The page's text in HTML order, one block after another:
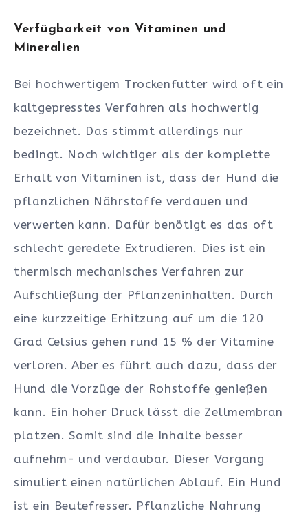
Verfügbarkeit von Vitaminen und
Mineralien
Bei hochwertigem Trockenfutter wird oft ein
kaltgepresstes Verfahren als hochwertig
bezeichnet. Das stimmt allerdings nur
bedingt. Noch wichtiger als der komplette
Erhalt von Vitaminen ist, dass der Hund die
pflanzlichen Nährstoffe verdauen und
verwerten kann. Dafür benötigt es das oft
schlecht geredete Extrudieren. Dies ist ein
thermisch mechanisches Verfahren zur
Aufschließung der Pflanzeninhalten. Durch
eine kurzzeitige Erhitzung auf um die 120
Grad Celsius gehen rund 15 % der Vitamine
verloren. Aber es führt auch dazu, dass der
Hund die Vorzüge der Rohstoffe genießen
kann. Ein hoher Druck lässt die Zellmembran
platzen. Somit sind die Inhalte besser
aufnehm- und verdaubar. Dieser Vorgang
simuliert einen natürlichen Ablauf. Ein Hund
ist ein Beutefresser. Pflanzliche Nahrung